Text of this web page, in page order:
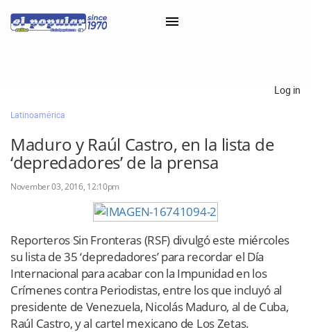
Classifieds
Categorías
Iniciar sesión con Clascal
×
Log in
Latinoamérica
Maduro y Raúl Castro, en la lista de
‘depredadores’ de la prensa
November 03, 2016, 12:10pm
Reporteros Sin Fronteras(RSF) divulgó este miércoles
su lista de 35 ‘depredadores’ para recordar el Día
Internacional para acabar con la Impunidad en los
Crímenes contra Periodistas, entre los que incluyó al
presidente de Venezuela, Nicolás Maduro, al de Cuba,
Raúl Castro, y al cartel mexicano de Los Zetas.